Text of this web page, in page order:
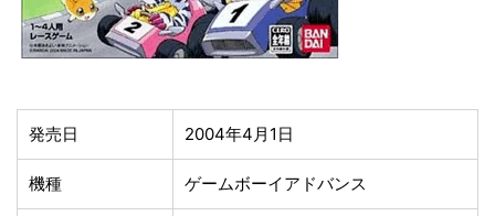
発売日 2004年4月1日
機種 ゲームボーイアドバンス